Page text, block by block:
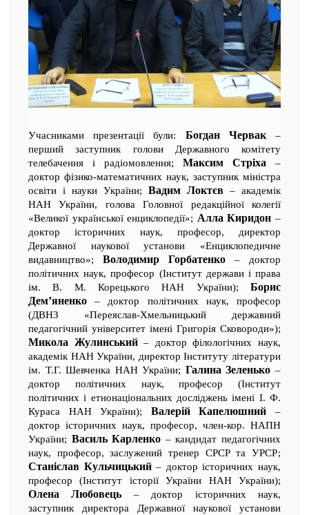
Учасниками презентації були: Богдан Червак–
перший заступник голови Державного комітету
телебачення і радіомовлення; Максим Стріха –
доктор фізико-математичних наук, заступник міністра
освіти і науки України; Вадим Локтєв – академік
НАН України, голова Головної редакційної колегії
«Великої української енциклопедії»; Алла Киридон –
доктор історичних наук, професор, директор
Державної наукової установи «Енциклопедичне
видавництво»; Володимир Горбатенко – доктор
політичних наук, професор (Інститут держави і права
ім. В. М. Корецького НАН України); Борис
Дем’яненко – доктор політичних наук, професор
(ДВНЗ «Переяслав-Хмельницький державний
педагогічний університет імені Григорія Сковороди»);
Микола Жулинський– доктор філологічних наук,
академік НАН України, директор Інституту літератури
ім. Т.Г. Шевченка НАН України; Галина Зеленько –
доктор політичних наук, професор (Інститут
політичних і етнонаціональних досліджень імені І. Ф.
Кураса НАН України); Валерій Капелюшний –
доктор історичних наук, професор, член-кор. НАПН
України; Василь Карленко – кандидат педагогічних
наук, професор, заслужений тренер СРСР та УРСР;
Станіслав Кульчицький– доктор історичних наук,
професор (Інститут історії України НАН України);
Олена Любовець – доктор історичних наук,
заступник директора Державної наукової установи